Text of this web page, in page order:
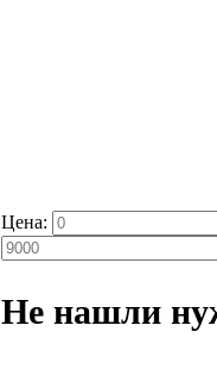
Цена:
Не нашли